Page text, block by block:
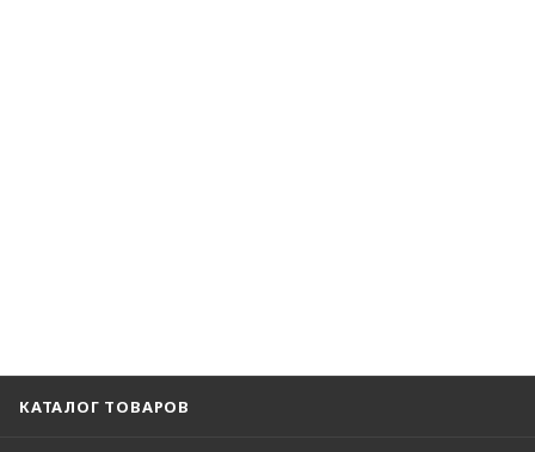
КАТАЛОГ ТОВАРОВ